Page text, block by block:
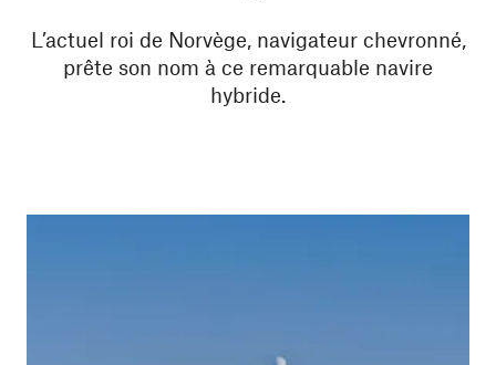
L’actuel roi de Norvège, navigateur chevronné,
prête son nom à ce remarquable navire
hybride.